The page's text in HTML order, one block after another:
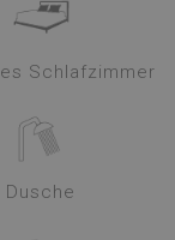
Schlafzimmer
Dusche